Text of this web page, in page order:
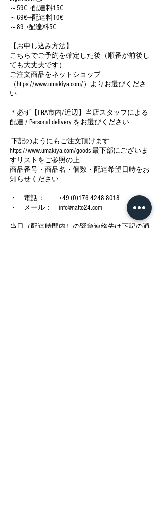
～59€→配達料15€
～69€→配達料10€
～89→配達料5€
【お申し込み方法】
こちらでご予約を確定した後（順番が前後し
ても大丈夫です）
ご注文商品をネットショップ
（https://www.umakiya.com/）よりお選びくださ
い
＊必ず【FRA市内/近辺】当店スタッフによる
配達 / Personal delivery をお選びください
下記のようにもご注文頂けます
https://www.umakiya.com/goods 最下部にございま
すリストをご参照の上
商品番号・商品名・個数・配達希望日時をお
知らせください
・ 電話： +49 (0)176 4248 8018
・ メール： info@natto24.com
当日（配達時間内）の緊急連絡先は下記の通